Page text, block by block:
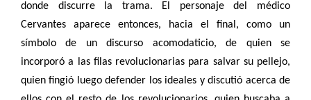
donde discurre la trama. El personaje del médico
Cervantes aparece entonces, hacia el final, como un
símbolo de un discurso acomodaticio, de quien se
incorporó a las filas revolucionarias para salvar su pellejo,
quien fingió luego defender los ideales y discutió acerca de